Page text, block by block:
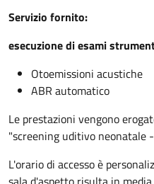
Descrizione
Servizio fornito:
esecuzione di esami
Otoemissioni acustiche
ABR automatico
Le prestazioni vengono
"screening uditivo neonatale
L'orario di accesso è